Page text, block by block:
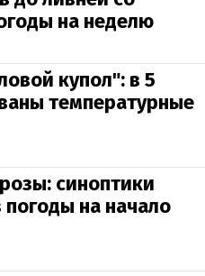
на неделю
купол": в 5
температурные
синоптики
погоды на начало